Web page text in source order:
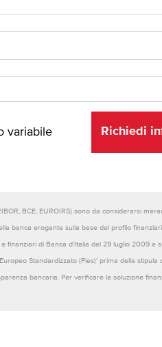
variabile Richiedi
BCE, EUROIRS) sono da considerarsi
banca erogante sulla base del profilo
finanziari di Banca d'Italia del 29 luglio 2009 e
Standardizzato (Pies)' prima della stipula
bancaria. Per verificare la soluzione